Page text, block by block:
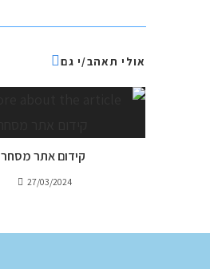
אולי תאהב/י גם
קידום אתר מסחר
27/03/2024